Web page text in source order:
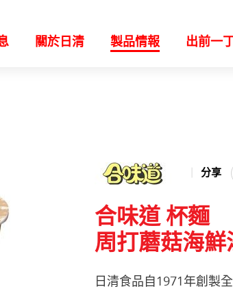
關於日清 製品情報 出前一
分享
合味道 杯麵
周打蘑菇海鮮
日清食品自1971年創製